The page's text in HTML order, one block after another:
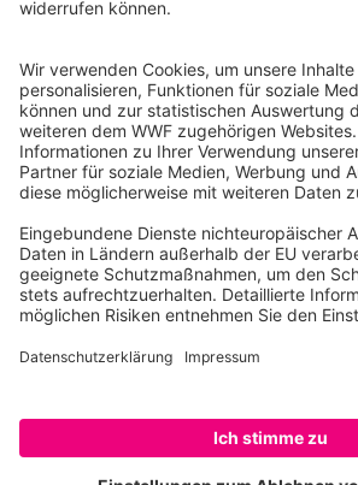
10117 Berlin
Ihre Spende kann steuerlich geltend
Registriert als Stiftung WWF Deutschland,
Justiz Berlin, Az: 3416/976/2
Umsatzsteuer-Identifikationsnummer: DE
Freistellungsbescheid: Als gemeinnützige
von der Körperschaftssteuer gem. §5 I 9
Steuernummer 27/641/09321